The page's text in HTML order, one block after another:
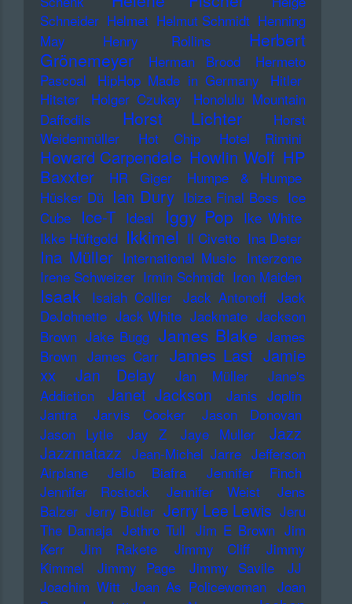
Schneider Helmet Helmut Schmidt Henning
May
Henry Rollins
Herbert
Grönemeyer
Herman Brood
Hermeto
Pascoal
HipHop Made in Germany
Hitler
Hitster
Holger Czukay
Honolulu Mountain
Daffodils
Horst Lichter
Horst
Weidenmüller
Hot Chip Hotel Rimini
Howard Carpendale Howlin Wolf HP
Baxxter
HR Giger
Humpe & Humpe
Hüsker Dü Ian Dury Ibiza Final Boss Ice
Cube
Ice-T Ideal Iggy Pop Ike White
Ikke Hüftgold Ikkimel Il Civetto Ina Deter
Ina Müller International Music Interzone
Irene Schweizer Irmin Schmidt Iron Maiden
Isaak Isaiah Collier Jack Antonoff Jack
DeJohnette Jack White Jackmate Jackson
Brown Jake Bugg James Blake James
Brown James Carr James Last Jamie
xx
Jan Delay Jan Müller
Jane's
Addiction
Janet Jackson
Janis Joplin
Jantra
Jarvis Cocker
Jason Donovan
Jason Lytle
Jay Z Jaye Muller
Jazz
Jazzmatazz Jean-Michel Jarre Jefferson
Airplane
Jello Biafra
Jennifer Finch
Jennifer Rostock
Jennifer Weist
Jens
Balzer Jerry Butler Jerry Lee Lewis Jeru
The Damaja Jethro Tull Jim E Brown Jim
Kerr
Jim Rakete Jimmy Cliff
Jimmy
Kimmel
Jimmy Page Jimmy Savile
JJ
Joachim Witt Joan As Policewoman Joan